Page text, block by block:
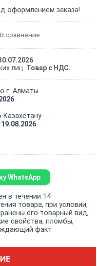
оформлением заказа!
лиц. Товар с НДС.
г. Алматы
19.08.2026
WhatsApp
в течении 14
товара, при условии,
его товарный вид,
свойства, пломбы,
факт